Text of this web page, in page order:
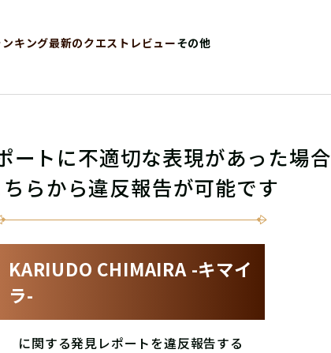
ンキング最新のクエストレビューその他
ートに不適切な表現があった場合
ちらから違反報告が可能です
KARIUDO CHIMAIRA -キマイ
ラ-
に関する発見レポートを違反報告する